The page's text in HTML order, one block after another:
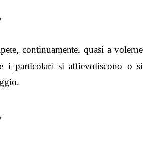
continuamente, quasi a volerne
e i particolari si affievoliscono o si